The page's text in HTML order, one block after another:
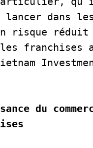
lancer dans
risque
franchises
du